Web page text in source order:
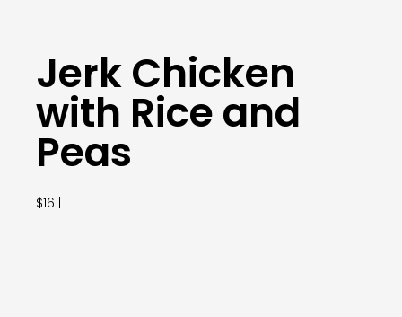
Jerk Chicken
with Rice and
Peas
$16 |